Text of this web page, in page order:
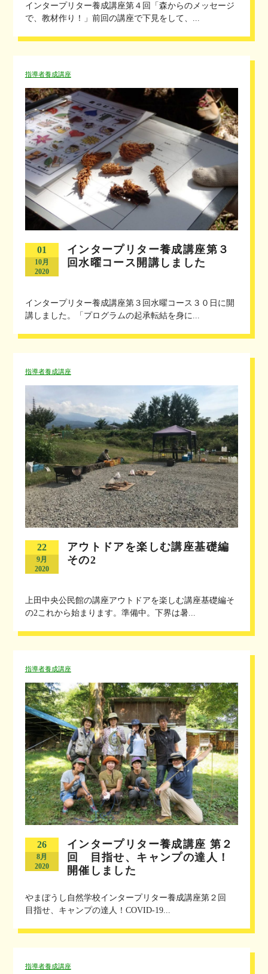
インタープリター養成講座第４回「森からのメッセージ
で、教材作り！」前回の講座で下見をして、...
指導者養成講座
01
10月
2020
インタープリター養成講座第３
回水曜コース開講しました
インタープリター養成講座第３回水曜コース３０日に開
講しました。「プログラムの起承転結を身に...
指導者養成講座
22
9月
2020
アウトドアを楽しむ講座基礎編
その2
上田中央公民館の講座アウトドアを楽しむ講座基礎編そ
の2これから始まります。準備中。下界は暑...
指導者養成講座
26
8月
2020
インタープリター養成講座 第２
回 目指せ、キャンプの達人！
開催しました
やまぼうし自然学校インタープリター養成講座第２回
目指せ、キャンプの達人！COVID-19...
指導者養成講座